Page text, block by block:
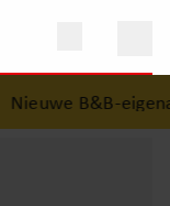
Nieuwe B&B-